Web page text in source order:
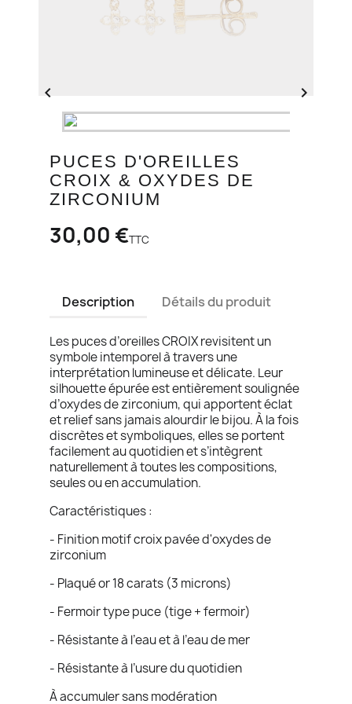
 
PUCES D'OREILLES
CROIX & OXYDES DE
ZIRCONIUM
30,00 €TTC
Description Détails du produit
Les puces d’oreilles CROIX revisitent un
symbole intemporel à travers une
interprétation lumineuse et délicate. Leur
silhouette épurée est entièrement soulignée
d’oxydes de zirconium, qui apportent éclat
et relief sans jamais alourdir le bijou. À la fois
discrètes et symboliques, elles se portent
facilement au quotidien et s’intègrent
naturellement à toutes les compositions,
seules ou en accumulation.
Caractéristiques :
- Finition motif croix pavée d'oxydes de
zirconium
- Plaqué or 18 carats (3 microns)
- Fermoir type puce (tige + fermoir)
- Résistante à l’eau et à l’eau de mer
- Résistante à l’usure du quotidien
À accumuler sans modération